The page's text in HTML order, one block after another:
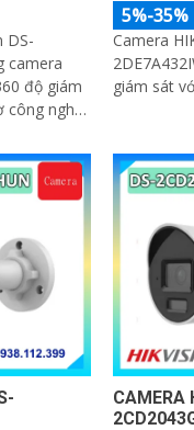
DS-
camera
độ giám
công nghệ
5%-35%
Camera
giám sát
CAMERA